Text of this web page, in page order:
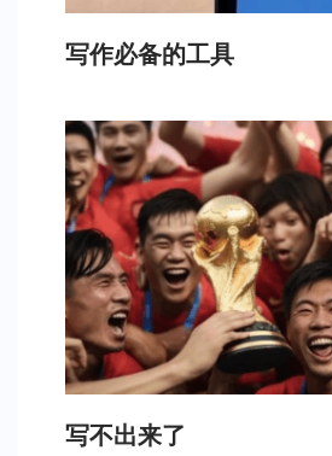
写作必备的工具
写不出来了